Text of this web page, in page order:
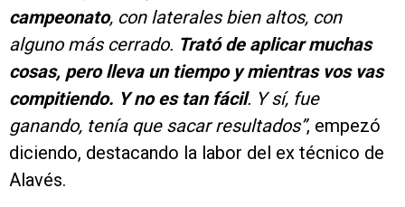
campeonato, con laterales bien altos, con
alguno más cerrado. Trató de aplicar muchas
cosas, pero lleva un tiempo y mientras vos vas
compitiendo. Y no es tan fácil. Y sí, fue
ganando, tenía que sacar resultados”, empezó
diciendo, destacando la labor del ex técnico de
Alavés.